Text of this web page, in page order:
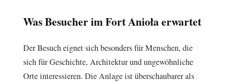
Was Besucher im Fort Anioła erwartet
Der Besuch eignet sich besonders für Menschen, die
sich für Geschichte, Architektur und ungewöhnliche
Orte interessieren. Die Anlage ist überschaubarer als